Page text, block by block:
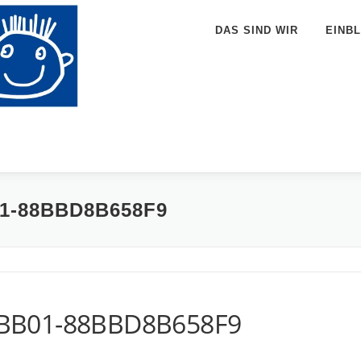
DAS SIND WIR
88BBD8B658F9
88BBD8B658F9